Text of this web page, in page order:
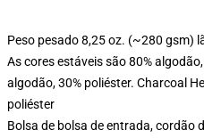
Peso pesado 8,25 oz. (~280 gsm)
As cores estáveis são 80%
algodão, 30% poliéster. Charcoal
poliéster
Bolsa de bolsa de entrada, cordão